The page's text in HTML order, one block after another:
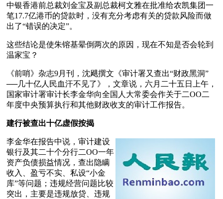
中银香港前总裁刘金宝及副总裁柯文雅在批准给农凯集团一
笔17.7亿港币的贷款时，没有充分考虑有关的贷款风险而做
出了“错误的决定”。
这些结论是使朱镕基晕倒两次的原因，现在不知是否会轮到
温家宝？
《前哨》杂志9月刊，沈飓撰文《审计署又查出“财政黑洞”
──几十亿人民血汗不见了》，文章说，六月二十五日上午，
国家审计署审计长李金华向全国人大常委会作关于二OO二
年度中央预算执行和其他财政收支的审计工作报告。
建行被查出十亿虚假按揭
李金华在报告中说，审计建设
银行及其二十个分行二OO一年
资产负债损益情况，查出隐瞒
收入、盈亏不实、私设“小金
库”等问题；违规经营问题比较
突出，主要是违规放贷、违规